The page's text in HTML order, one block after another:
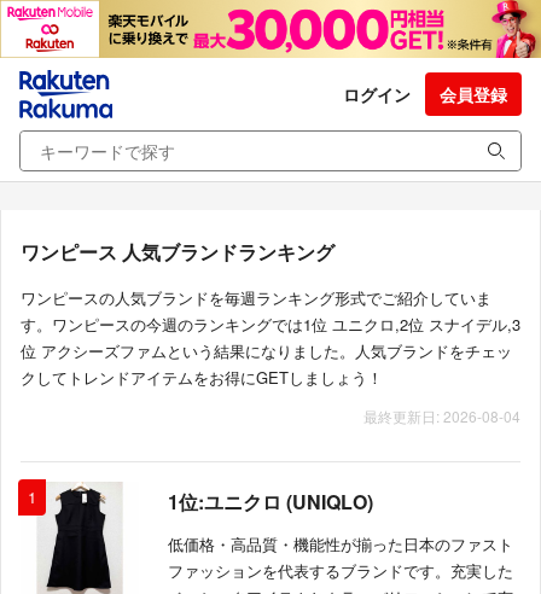
ログイン 会員登録
ワンピース 人気ブランドランキング
ワンピースの人気ブランドを毎週ランキング形式でご紹介していま
す。ワンピースの今週のランキングでは1位 ユニクロ,2位 スナイデル,3
位 アクシーズファムという結果になりました。人気ブランドをチェッ
クしてトレンドアイテムをお得にGETしましょう！
最終更新日: 2026-08-04
1 1位:ユニクロ (UNIQLO)
低価格・高品質・機能性が揃った日本のファスト
ファッションを代表するブランドです。充実した